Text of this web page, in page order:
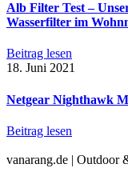
Alb Filter Test –
Wasserfilter im
Beitrag lesen
18. Juni 2021
Netgear Nighthawk
Beitrag lesen
vanarang.de | Outdoor